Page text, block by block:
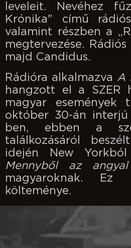
leveleit. Nevéhez
Krónika" című
valamint részben a
megtervezése.
majd Candidus.
Rádióra alkalmazva A
hangzott el a SZER
magyar események
október 30-án
ben, ebben a
találkozásáról
idején New
Mennyből az angyal
magyaroknak. Ez
költeménye.